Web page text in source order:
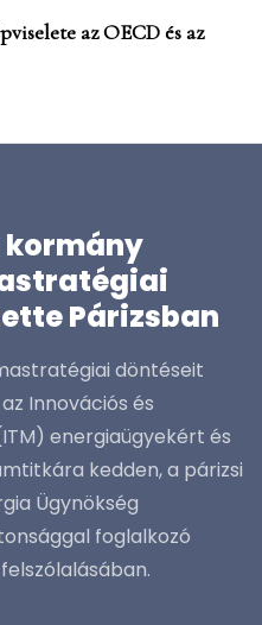
az OECD és az
kormány
Párizsban
döntéseit
Innovációs és
energiaügyekért és
kedden, a párizsi
Ügynökség
foglalkozó